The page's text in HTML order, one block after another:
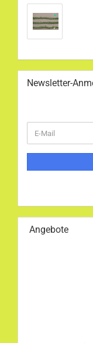
Newsletter-
ZUR
E-
Mail
Angebote